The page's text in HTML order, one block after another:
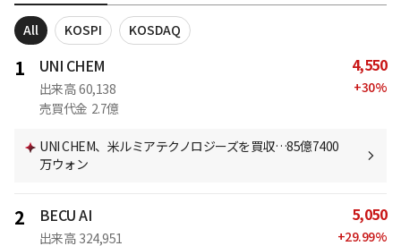
All KOSPI KOSDAQ
1 UNI CHEM
出来高 60,138
売買代金 2.7億
4,550
+30%
UNI CHEM、米ルミアテクノロジーズを買収…85億7400
万ウォン
2 BECU AI
出来高 324,951
5,050
+29.99%